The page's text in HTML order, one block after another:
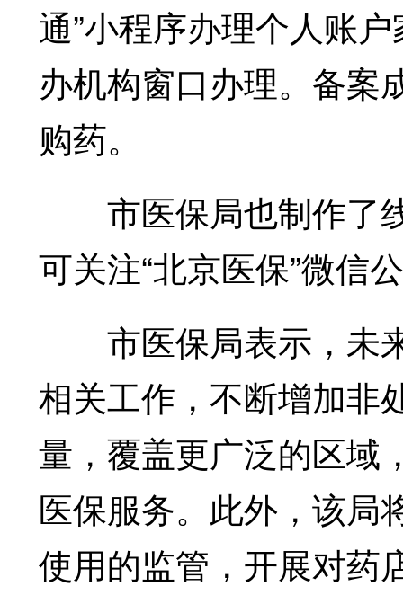
通”小程序办理个人账
办机构窗口办理。备案
购药。
市医保局也制作了
可关注“北京医保”微信
市医保局表示，未
相关工作，不断增加非
量，覆盖更广泛的区域
医保服务。此外，该局
使用的监管，开展对药